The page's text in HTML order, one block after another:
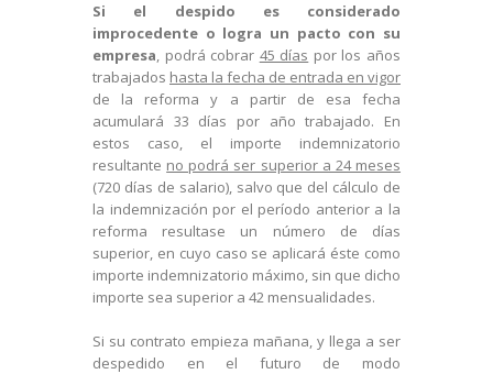
Si el despido es considerado
improcedente o logra un pacto con su
empresa, podrá cobrar 45 días por los años
trabajados hasta la fecha de entrada en vigor
de la reforma y a partir de esa fecha
acumulará 33 días por año trabajado. En
estos caso, el importe indemnizatorio
resultante no podrá ser superior a 24 meses
(720 días de salario), salvo que del cálculo de
la indemnización por el período anterior a la
reforma resultase un número de días
superior, en cuyo caso se aplicará éste como
importe indemnizatorio máximo, sin que dicho
importe sea superior a 42 mensualidades.
Si su contrato empieza mañana, y llega a ser
despedido en el futuro de modo